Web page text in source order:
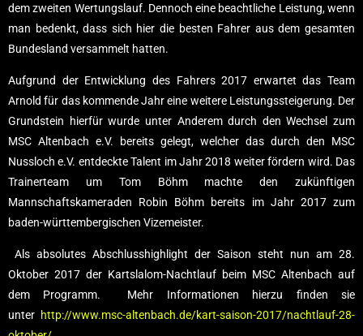
dem zweiten Wertungslauf. Dennoch eine beachtliche Leistung, wenn
man bedenkt, dass sich hier die besten Fahrer aus dem gesamten
Bundesland versammelt hatten.
Aufgrund der Entwicklung des Fahrers 2017 erwartet das Team
Arnold für das kommende Jahr eine weitere Leistungssteigerung. Der
Grundstein hierfür wurde unter Anderem durch den Wechsel zum
MSC Altenbach e.V. bereits gelegt, welcher das durch den MSC
Nussloch e.V. entdeckte Talent im Jahr 2018 weiter fördern wird. Das
Trainerteam um Tom Böhm machte den zukünftigen
Mannschaftskameraden Robin Böhm bereits im Jahr 2017 zum
baden-württembergischen Vizemeister.
Als absolutes Abschlusshighlight der Saison steht nun am 28.
Oktober 2017 der Kartslalom-Nachtlauf beim MSC Altenbach auf
dem Programm. Mehr Informationen hierzu finden sie
unter http://www.msc-altenbach.de/kart-saison-2017/nachtlauf-28-